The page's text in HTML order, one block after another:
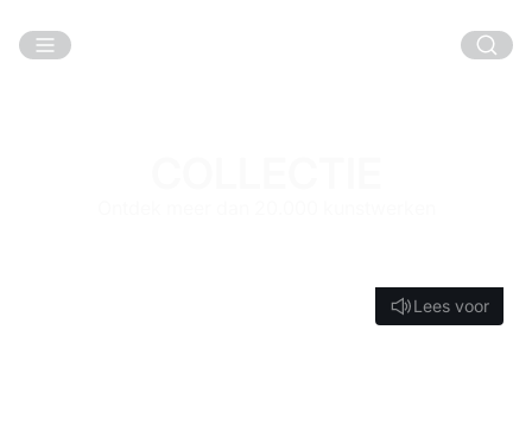
Lees voor
Lees voor